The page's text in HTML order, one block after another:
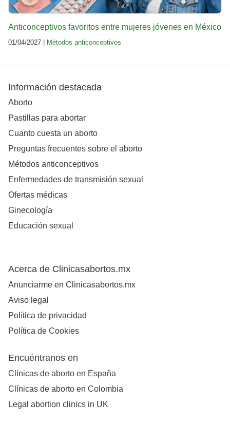
Anticonceptivos favoritos entre mujeres jóvenes en México
01/04/2027 | Métodos anticonceptivos
Información destacada
Aborto
Pastillas para abortar
Cuanto cuesta un aborto
Preguntas frecuentes sobre el aborto
Métodos anticonceptivos
Enfermedades de transmisión sexual
Ofertas médicas
Ginecología
Educación sexual
Acerca de Clinicasabortos.mx
Anunciarme en Clinicasabortos.mx
Aviso legal
Política de privacidad
Política de Cookies
Encuéntranos en
Clínicas de aborto en España
Clínicas de aborto en Colombia
Legal abortion clinics in UK